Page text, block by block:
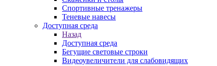
Спортивные тренажеры
Теневые навесы
Доступная среда
Назад
Доступная среда
Бегущие световые строки
Видеоувеличители для слабовидящих